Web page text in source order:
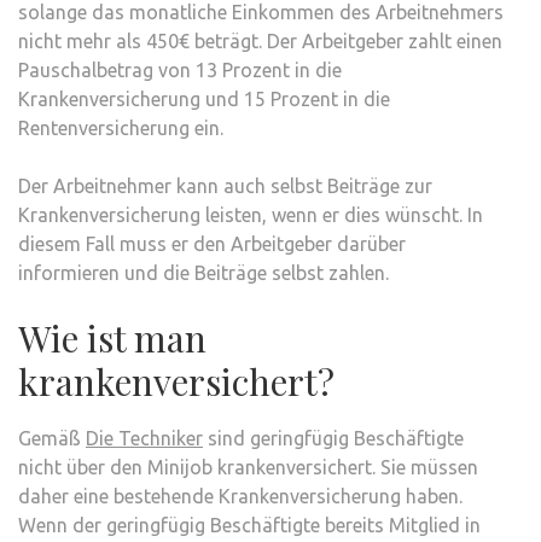
solange das monatliche Einkommen des Arbeitnehmers
nicht mehr als 450€ beträgt. Der Arbeitgeber zahlt einen
Pauschalbetrag von 13 Prozent in die
Krankenversicherung und 15 Prozent in die
Rentenversicherung ein.
Der Arbeitnehmer kann auch selbst Beiträge zur
Krankenversicherung leisten, wenn er dies wünscht. In
diesem Fall muss er den Arbeitgeber darüber
informieren und die Beiträge selbst zahlen.
Wie ist man
krankenversichert?
Gemäß Die Techniker sind geringfügig Beschäftigte
nicht über den Minijob krankenversichert. Sie müssen
daher eine bestehende Krankenversicherung haben.
Wenn der geringfügig Beschäftigte bereits Mitglied in